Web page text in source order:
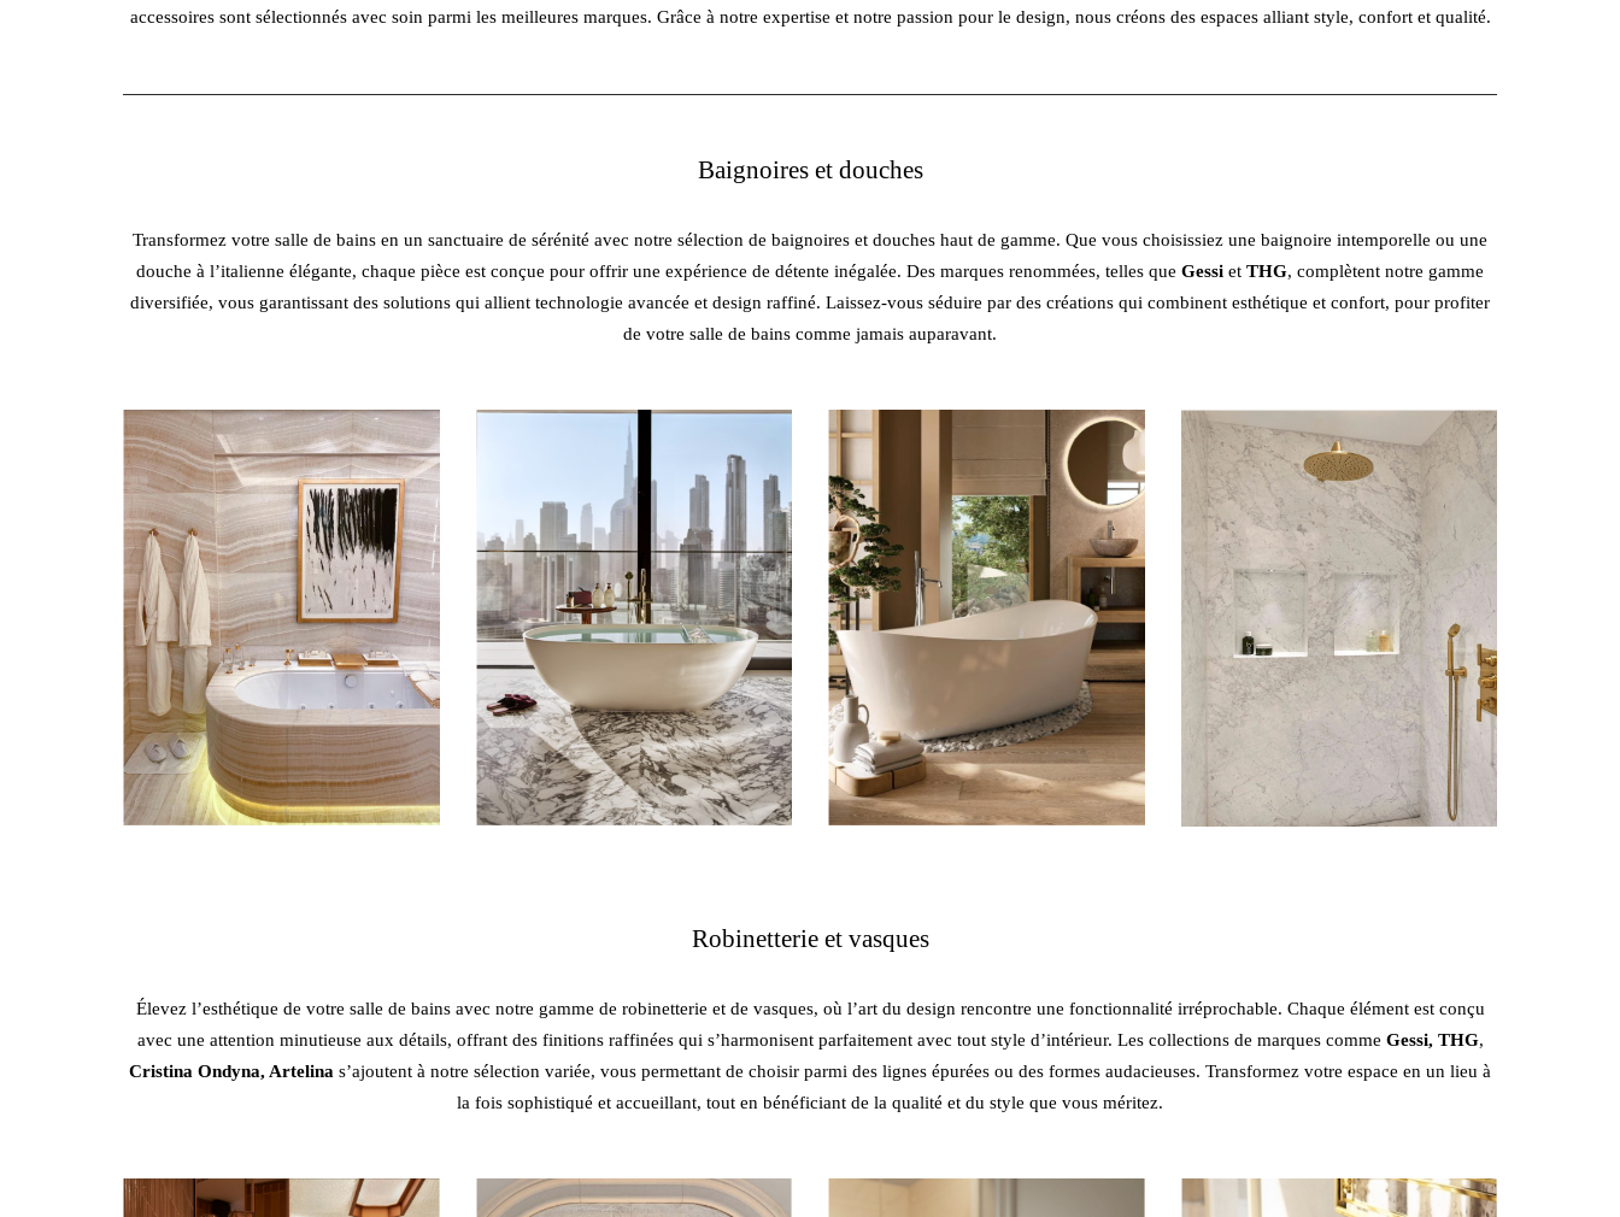
accessoires sont sélectionnés avec soin parmi les meilleures marques. Grâce à notre expertise et notre passion pour le design, nous créons des espaces alliant style, confort et qualité.
Baignoires et douches
Transformez votre salle de bains en un sanctuaire de sérénité avec notre sélection de baignoires et douches haut de gamme. Que vous choisissiez une baignoire intemporelle ou une
douche à l’italienne élégante, chaque pièce est conçue pour offrir une expérience de détente inégalée. Des marques renommées, telles que Gessi et THG, complètent notre gamme
diversifiée, vous garantissant des solutions qui allient technologie avancée et design raffiné. Laissez-vous séduire par des créations qui combinent esthétique et confort, pour profiter
de votre salle de bains comme jamais auparavant.
Robinetterie et vasques
Élevez l’esthétique de votre salle de bains avec notre gamme de robinetterie et de vasques, où l’art du design rencontre une fonctionnalité irréprochable. Chaque élément est conçu
avec une attention minutieuse aux détails, offrant des finitions raffinées qui s’harmonisent parfaitement avec tout style d’intérieur. Les collections de marques comme Gessi, THG,
Cristina Ondyna, Artelina s’ajoutent à notre sélection variée, vous permettant de choisir parmi des lignes épurées ou des formes audacieuses. Transformez votre espace en un lieu à
la fois sophistiqué et accueillant, tout en bénéficiant de la qualité et du style que vous méritez.